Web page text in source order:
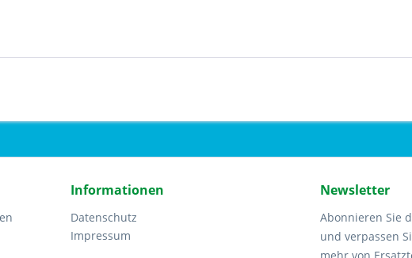
Informationen
Datenschutz
Impressum
Newsletter
Abonnieren Sie
und verpassen